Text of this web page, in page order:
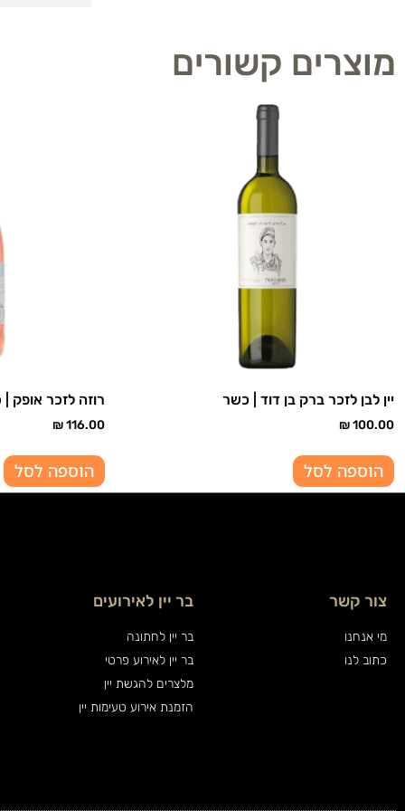
מוצרים קשורים
יין לבן לזכר ברק בן דוד | כשר
₪100.00
הוספה לסל
רוזה לזכר אופק
₪116.00
הוספה לסל
צור קשר
מי אנחנו
כתוב לנו
בר יין לאירועים
בר יין לחתונה
בר יין לאירוע פרטי
מלצרים להגשת יין
הזמנת אירוע טעימות יין